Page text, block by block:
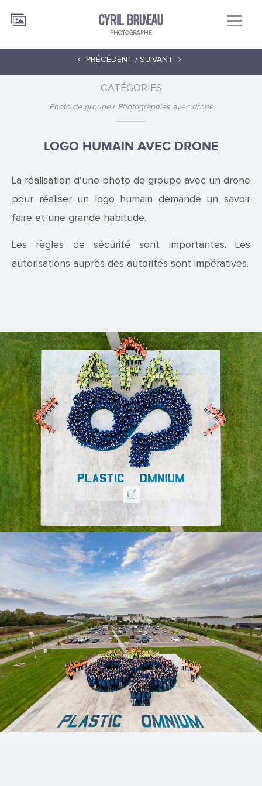
PHOTOGRAPHE
PRÉCÉDENT / SUIVANT
CATÉGORIES
Photo de groupe Photographies avec drone
LOGO HUMAIN AVEC DRONE
La réalisation d’une photo de groupe avec un drone
pour réaliser un logo humain demande un savoir
faire et une grande habitude.
Les règles de sécurité sont importantes. Les
autorisations auprès des autorités sont impératives.